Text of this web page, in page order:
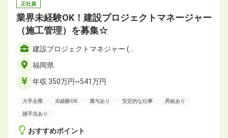
正社員
業界未経験OK！建設プロジェクトマネージャー
（施工管理）を募集☆
建設プロジェクトマネジャー (…
福岡県
年収 350万円~541万円
大手企業 未経験OK 賞与あり 安定的な仕事 昇給あり
諸手当あり
おすすめポイント